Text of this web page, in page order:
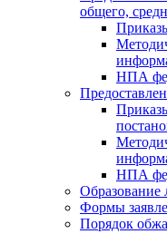
общего,
НПА
НПА
Формы
Порядок